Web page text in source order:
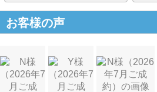
お客様の声